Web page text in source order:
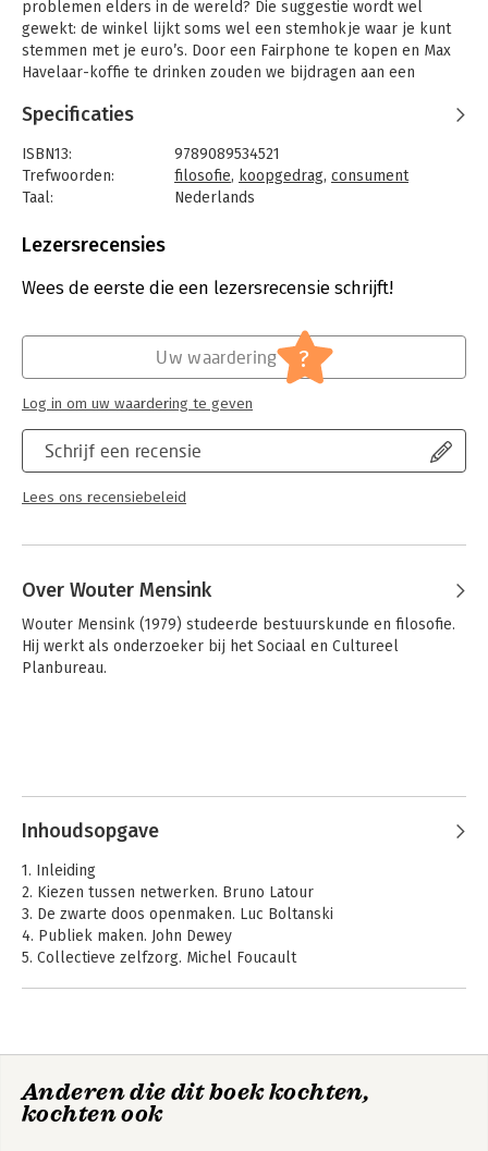
problemen elders in de wereld? Die suggestie wordt wel
gewekt: de winkel lijkt soms wel een stemhokje waar je kunt
stemmen met je euro’s. Door een Fairphone te kopen en Max
Havelaar-koffie te drinken zouden we bijdragen aan een
zou misstanden in stand houden. In 'Kun je een betere wereld
benadering van fairtrade met zich meebrengt.
Aan de hand van documentaires over wereldhandel onderzoekt
gebruikt het werk van onder meer Bruno Latour, Michel
handel een collectief probleem is, dat een publieke discussie
manier waarop we kopen in de wereld kunnen we wel
Specificaties
ISBN13:
9789089534521
Trefwoorden:
filosofie, koopgedrag, consument
Taal:
Nederlands
Aantal pagina's:
Druk:
1
Mens en maatschappij
Lezersrecensies
Wees de eerste die een lezersrecensie schrijft!
Schrijf een recensie
Lees ons recensiebeleid
Uw waardering ?
Log in om uw waardering te geven
Over Wouter Mensink
Wouter Mensink (1979) studeerde bestuurskunde en filosofie.
Hij werkt als onderzoeker bij het Sociaal en Cultureel
Planbureau.
Inhoudsopgave
1. Inleiding
2. Kiezen tussen netwerken. Bruno Latour
3. De zwarte doos openmaken. Luc Boltanski
4. Publiek maken. John Dewey
5. Collectieve zelfzorg. Michel Foucault
Anderen die dit boek kochten,
kochten ook